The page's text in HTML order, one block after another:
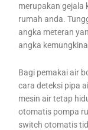
merupakan gejala
rumah anda.
angka meteran
angka
Bagi pemakai air
cara deteksi pipa
mesin air tetap
otomatis pompa
switch otomatis